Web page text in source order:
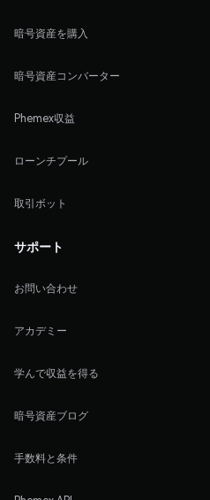
暗号資産を購入
暗号資産コンバーター
Phemex収益
ローンチプール
取引ボット
サポート
お問い合わせ
アカデミー
学んで収益を得る
暗号資産ブログ
手数料と条件